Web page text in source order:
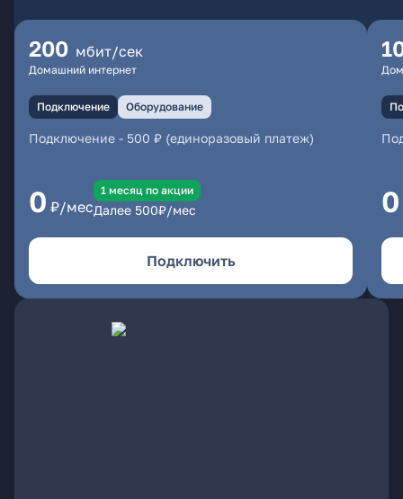
200 мбит/сек
Домашний интернет
Подключение Оборудование
Подключение - 500 ₽ (единоразовый платеж)
0 ₽/мес
1 месяц по акции
Далее 500₽/мес
Подключить
0